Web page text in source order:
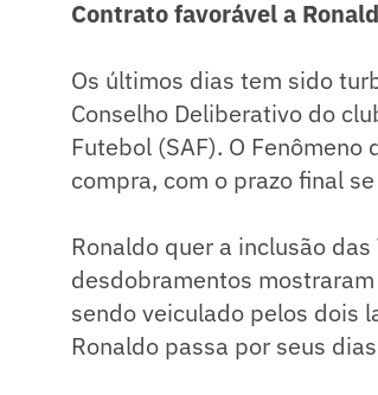
Contrato favorável a
Os últimos dias tem sido
Conselho Deliberativo do
Futebol (SAF). O
compra, com o prazo final
Ronaldo quer a inclusão
desdobramentos
sendo veiculado pelos dois
Ronaldo passa por seus